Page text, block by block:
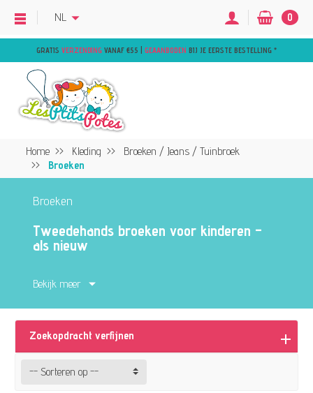
GRATIS VERZENDING VANAF €55 | GEAANBODEN BIJ JE EERSTE BESTELLING *
NL 0
Home Kleding
Broeken / Jeans / Tuinbroek
Broeken
Broeken
Tweedehands broeken voor kinderen –
als nieuw
uitstekende staat, perfect voor elke
gelegenheid.
Bekijk meer
Zoekopdracht verfijnen
-- Sorteren op --